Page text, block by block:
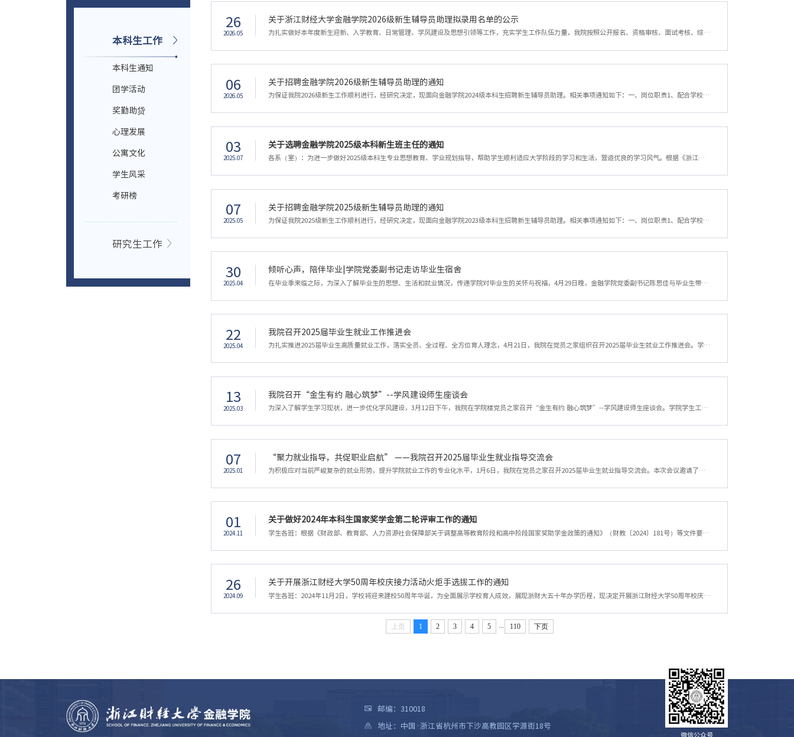
本科生工作
本科生通知
团学活动
奖勤助贷
心理发展
公寓文化
学生风采
考研榜
研究生工作
26
2026.05
关于浙江财经大学金融学院2026级新生辅导员助理拟录用名单的公示
为扎实做好本年度新生迎新、入学教育、日常管理、学风建设及思想引领等工作，充实学生工作队伍力量，我院按照公开报名、资格审核、面试考核、综合评议的流程开展新生辅导员助理选拔工作。现将名单公示如下：张祖怡 许昊 周诗琦 陈姝含 罗华鑫 姜心雅 余快 李佳音 刘家福 黄静宜 陈家和 陈一诺 金义阳 蒋心婷 王彩虹 田新宇 王晨旭 梅朵朵 华思韵 程钰涵 虞淑奇 姚力茜 何佳睿 傅莹冰 公示时间为2026年5月26日——2026年5月28日...
06
2026.05
关于招聘金融学院2026级新生辅导员助理的通知
为保证我院2026级新生工作顺利进行，经研究决定，现面向金融学院2024级本科生招聘新生辅导员助理。相关事项通知如下：一、岗位职责1、配合学校和学院的工作安排，协助辅导员做好新生入学教育工作；2、帮助新生端正学习态度，明确学习目的，树立良好学风；3、宣传文明寝室建设，指导新生做好公寓工作；4、推荐和培养学生干部，指导班委会开展各项活动；5、能够深入了解新生群体，及时准确的反馈学生群体中存在的问题。二、岗位要...
03
2025.07
关于选聘金融学院2025级本科新生班主任的通知
各系（室）：为进一步做好2025级本科生专业思想教育、学业规划指导，帮助学生顺利适应大学阶段的学习和生活，营造优良的学习风气。根据《浙江财经大学本科生班主任工作管理办法（试行）》（浙财大党〔2020〕142 号）和《金融学院本科生班主任工作管理实施细则》（浙财大金[2021]11号）的相关规定，结合我院学生管理的实际，经研究决定，拟于近期开展2025级新生班主任选聘工作。现将具体要求通知如下：一、选聘条件1、坚持四项基...
07
2025.05
关于招聘金融学院2025级新生辅导员助理的通知
为保证我院2025级新生工作顺利进行，经研究决定，现面向金融学院2023级本科生招聘新生辅导员助理。相关事项通知如下：一、岗位职责1、配合学校和学院的工作安排，协助辅导员做好新生入学教育工作；2、帮助新生端正学习态度，明确学习目的，树立良好学风；3、宣传文明寝室建设，指导新生做好公寓工作；4、推荐和培养学生干部，指导班委会开展各项活动；5、能够深入了解新生群体，及时准确的反馈学生群体中存在的问题。二、岗位要...
30
2025.04
倾听心声，陪伴毕业|学院党委副书记走访毕业生宿舍
在毕业季来临之际，为深入了解毕业生的思想、生活和就业情况，传递学院对毕业生的关怀与祝福，4月29日晚，金融学院党委副书记陈思佳与毕业生带班辅导员一行深入大四毕业生宿舍，与毕业生亲切交流，为他们送上暖心祝福与殷切期望。走访过程中，陈思佳一行每到一间宿舍，都与毕业生们亲切交谈，仔细询问他们的毕业论文进展、就业落实情况以及未来的发展规划。对于已顺利找到工作的同学，给予了充分的肯定和祝贺，鼓励他们在新的岗...
22
2025.04
我院召开2025届毕业生就业工作推进会
为扎实推进2025届毕业生高质量就业工作，落实全员、全过程、全方位育人理念，4月21日，我院在党员之家组织召开2025届毕业生就业工作推进会。学院党委副书记陈思佳出席会议并讲话，全体本硕毕业班辅导员参加会议。陈思佳在讲话中指出，毕业生就业工作是检验人才培养质量的重要指标，关乎学院发展全局。针对当前就业工作的新形势、新要求，她强调：一要完善全员参与机制，凝聚就业工作合力；二要实施精准分类指导，优化就业服务效...
13
2025.03
我院召开“金生有约 融心筑梦”--学风建设师生座谈会
为深入了解学生学习现状，进一步优化学风建设，3月12日下午，我院在学院楼党员之家召开“金生有约 融心筑梦”--学风建设师生座谈会。学院学生工作办公室辅导员，与来自各年级的学生代表进行了深入交流。座谈会伊始，叶苗苗老师简要介绍了本次会议的目的和意义。他指出，学风建设是高校人才培养的重要保障，希望通过此次座谈会倾听学生心声，了解真实需求，共同探讨提升学习成效的有效途径。随后，10名学生代表依次发言，围绕课...
07
2025.01
“聚力就业指导，共促职业启航” ——我院召开2025届毕业生就业指导交流会
为积极应对当前严峻复杂的就业形势，提升学院就业工作的专业化水平，1月6日，我院在党员之家召开2025届毕业生就业指导交流会。本次会议邀请了校就业指导中心尹怀玉老师现场指导，学院党委副书记陈思佳、全体辅导员共同参与，围绕就业工作的重点、难点展开深入探讨，旨在凝聚多方力量，推动学院就业工作高质量发展。会议伊始，学院副书记陈思佳详细介绍了当前学院毕业生的就业现状，分析了就业过程中存在的突出问题，如学生就业...
01
2024.11
关于做好2024年本科生国家奖学金第二轮评审工作的通知
学生各班：根据《财政部、教育部、人力资源社会保障部关于调整高等教育阶段和高中阶段国家奖助学金政策的通知》（财教〔2024〕181号）等文件要求，现将本科生2024年国家奖学金第二轮评审工作通知如下：一、奖励对象与申请条件（一）奖励对象与标准由中央政府出资设立国家奖学金奖励高等学校特别优秀学生，本科生国家奖学金的奖励标准由每人每年8000元提高至每人每年10000元。（二）基本申请条件原申请条件不变。二、名额分配202...
26
2024.09
关于开展浙江财经大学50周年校庆接力活动火炬手选拔工作的通知
学生各班：2024年11月2日，学校将迎来建校50周年华诞，为全面展示学校育人成效，展现浙财大五十年办学历程，现决定开展浙江财经大学50周年校庆“奋进之火传递仪式”接力活动火炬手选拔工作，具体安排如下：一、选拔对象全体在校学生（含本科生、研究生、留学生）。二、选拔条件1.热爱祖国，拥护中国共产党的领导，坚持正确的政治方向，具有较高的政治素质和良好的道德修养。2.自愿参加浙江财经大学50周年校庆接力活动，热爱体育...
上页 1 2 3 4 5 ... 110 下页
邮编：310018
地址：中国·浙江省杭州市下沙高教园区学源街18号
微信公众号